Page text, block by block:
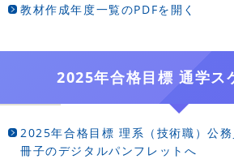
教材作成年度一覧のPDFを開く
2025年合格目標 通学ス
2025年合格目標 理系（技術職）公
冊子のデジタルパンフレットへ